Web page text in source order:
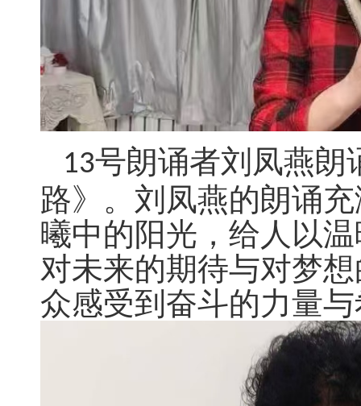
13号朗诵者刘凤燕朗
路》。刘凤燕的朗诵
曦中的阳光，给人以
对未来的期待与对梦
众感受到奋斗的力量